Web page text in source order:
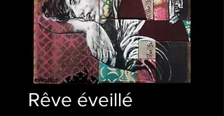
Rêve éveillé